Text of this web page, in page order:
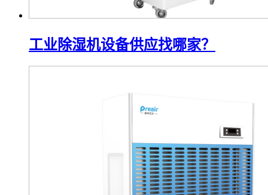
工业除湿机设备供应找哪家？